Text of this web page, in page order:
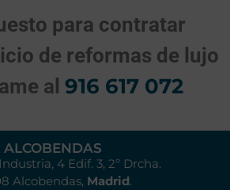
para contratar
de reformas de lujo
al 916 617 072
ALCOBENDAS
4 Edif. 3, 2º Drcha.
Alcobendas, Madrid.